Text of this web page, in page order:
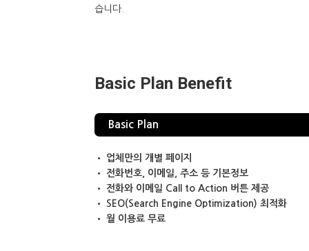
습니다.
Basic Plan Benefit
Basic Plan
• 업체만의 개별 페이지
• 전화번호, 이메일, 주소 등 기본정보
• 전화와 이메일 Call to Action 버튼 제공
• SEO(Search Engine Optimization) 최적화
• 월 이용료 무료